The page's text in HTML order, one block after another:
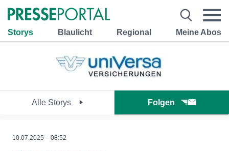
Storys Blaulicht Regional Meine Abos
Alle Storys Folgen
10.07.2025 – 08:52